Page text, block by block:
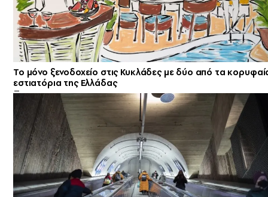
Το μόνο ξενοδοχείο στις Κυκλάδες με δύο από τα
εστιατόρια της Ελλάδας